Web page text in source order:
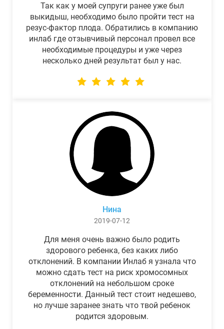
Так как у моей супруги ранее уже был
выкидыш, необходимо было пройти тест на
резус-фактор плода. Обратились в компанию
инлаб где отзывчивый персонал провел все
необходимые процедуры и уже через
несколько дней результат был у нас.
Нина
2019-07-12
Для меня очень важно было родить
здорового ребенка, без каких либо
отклонений. В компании Инлаб я узнала что
можно сдать тест на риск хромосомных
отклонений на небольшом сроке
беременности. Данный тест стоит недешево,
но лучше заранее знать что твой ребенок
родится здоровым.